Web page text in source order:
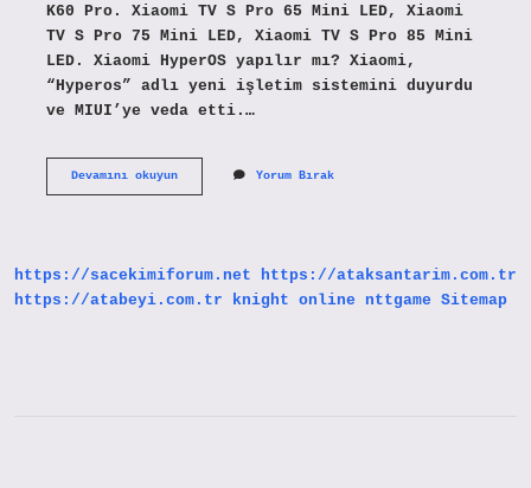
K60 Pro. Xiaomi TV S Pro 65 Mini LED, Xiaomi
TV S Pro 75 Mini LED, Xiaomi TV S Pro 85 Mini
LED. Xiaomi HyperOS yapılır mı? Xiaomi,
“Hyperos” adlı yeni işletim sistemini duyurdu
ve MIUI’ye veda etti.…
Devamını okuyunXiaomi
Yorum Bırak
https://sacekimiforum.net
https://ataksantarim.com.tr
https://atabeyi.com.tr
knight online nttgame Sitemap